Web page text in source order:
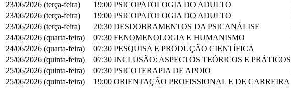
23/06/2026 (terça-feira)
19:00 PSICOPATOLOGIA DO ADULTO
23/06/2026 (terça-feira)
19:00 PSICOPATOLOGIA DO ADULTO
23/06/2026 (terça-feira)
20:30 DESDOBRAMENTOS DA PSICANÁLISE
24/06/2026 (quarta-feira)
07:30 FENOMENOLOGIA E HUMANISMO
24/06/2026 (quarta-feira)
07:30 PESQUISA E PRODUÇÃO CIENTÍFICA
25/06/2026 (quinta-feira)
07:30 INCLUSÃO: ASPECTOS TEÓRICOS E PRÁTICOS
25/06/2026 (quinta-feira)
07:30 PSICOTERAPIA DE APOIO
25/06/2026 (quinta-feira)
19:00 ORIENTAÇÃO PROFISSIONAL E DE CARREIRA